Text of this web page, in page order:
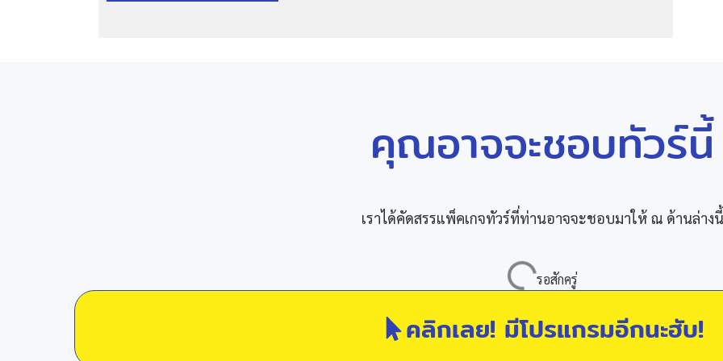
คุณอาจจะชอบทัวร์นี้
เราได้คัดสรรแพ็คเกจทัวร์ที่ท่านอาจจะชอบมาให้ ณ ด้านล่างนี้
คลิกเลย! มีโปรแกรมอีกนะฮับ!